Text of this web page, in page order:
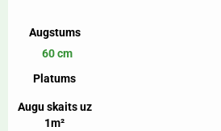
Augstums
60 cm
Platums
Augu skaits uz
1m²